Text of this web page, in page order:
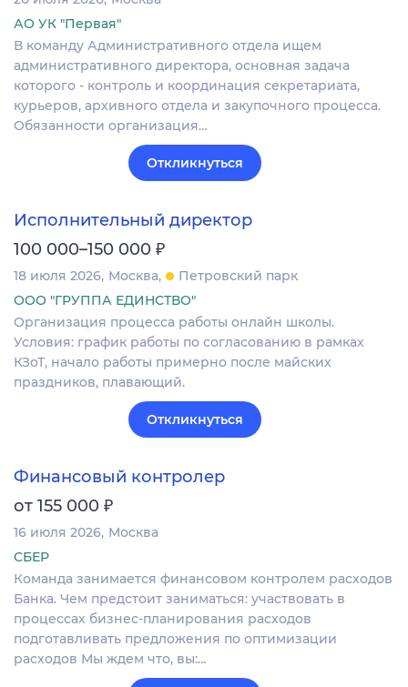
АО УК "Первая"
В команду Административного отдела ищем
административного директора, основная задача
которого - контроль и координация секретариата,
курьеров, архивного отдела и закупочного процесса.
Обязанности организация…
Откликнуться
Исполнительный директор
100 000–150 000 ₽
18 июля 2026 Москва
Петровский парк
ООО "ГРУППА ЕДИНСТВО"
Организация процесса работы онлайн школы.
Условия: график работы по согласованию в рамках
КЗоТ, начало работы примерно после майских
праздников, плавающий.
Откликнуться
Финансовый контролер
от 155 000 ₽
16 июля 2026 Москва
СБЕР
Команда занимается финансовом контролем расходов
Банка. Чем предстоит заниматься: участвовать в
процессах бизнес-планирования расходов
подготавливать предложения по оптимизации
расходов Мы ждем что, вы:…